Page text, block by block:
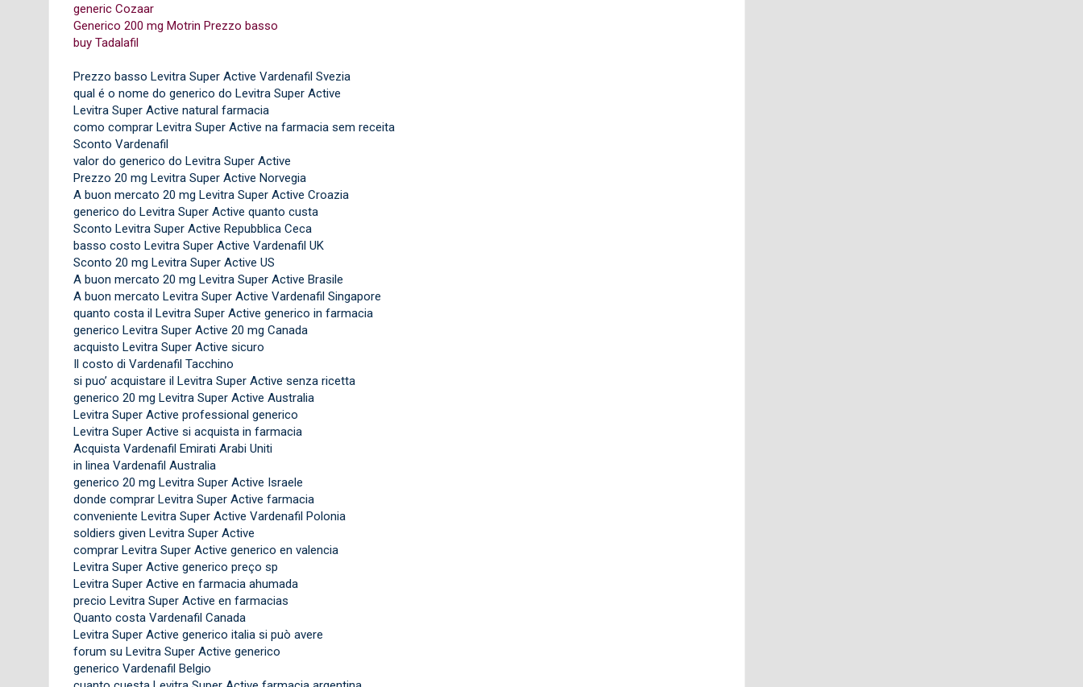
generic Cozaar
Generico 200 mg Motrin Prezzo basso
buy Tadalafil
Prezzo basso Levitra Super Active Vardenafil Svezia
qual é o nome do generico do Levitra Super Active
Levitra Super Active natural farmacia
como comprar Levitra Super Active na farmacia sem receita
Sconto Vardenafil
valor do generico do Levitra Super Active
Prezzo 20 mg Levitra Super Active Norvegia
A buon mercato 20 mg Levitra Super Active Croazia
generico do Levitra Super Active quanto custa
Sconto Levitra Super Active Repubblica Ceca
basso costo Levitra Super Active Vardenafil UK
Sconto 20 mg Levitra Super Active US
A buon mercato 20 mg Levitra Super Active Brasile
A buon mercato Levitra Super Active Vardenafil Singapore
quanto costa il Levitra Super Active generico in farmacia
generico Levitra Super Active 20 mg Canada
acquisto Levitra Super Active sicuro
Il costo di Vardenafil Tacchino
si puo’ acquistare il Levitra Super Active senza ricetta
generico 20 mg Levitra Super Active Australia
Levitra Super Active professional generico
Levitra Super Active si acquista in farmacia
Acquista Vardenafil Emirati Arabi Uniti
in linea Vardenafil Australia
generico 20 mg Levitra Super Active Israele
donde comprar Levitra Super Active farmacia
conveniente Levitra Super Active Vardenafil Polonia
soldiers given Levitra Super Active
comprar Levitra Super Active generico en valencia
Levitra Super Active generico preço sp
Levitra Super Active en farmacia ahumada
precio Levitra Super Active en farmacias
Quanto costa Vardenafil Canada
Levitra Super Active generico italia si può avere
forum su Levitra Super Active generico
generico Vardenafil Belgio